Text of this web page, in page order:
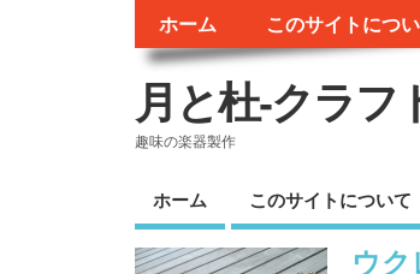
ホーム このサイトにつ
月と杜-クラフ
趣味の楽器製作
ホーム このサイトについて
ウク